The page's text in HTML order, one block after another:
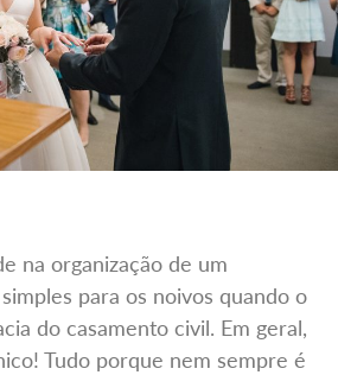
na organização de um
para os noivos quando o
do casamento civil. Em geral,
Tudo porque nem sempre é